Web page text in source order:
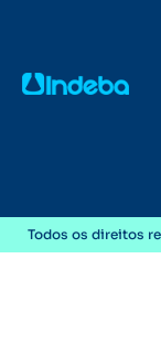
Todos os direitos